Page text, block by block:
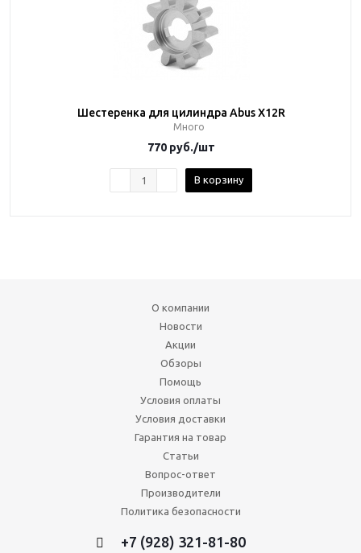
Шестеренка для цилиндра Abus X12R
Много
770руб./шт
В корзину
О компании
Новости
Акции
Обзоры
Помощь
Условия оплаты
Условия доставки
Гарантия на товар
Статьи
Вопрос-ответ
Производители
Политика безопасности
+7 (928) 321-81-80